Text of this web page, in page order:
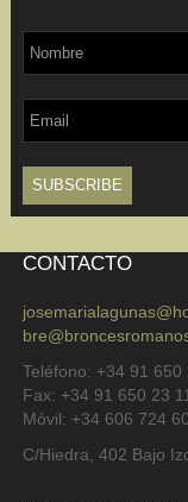
CONTACTO
Teléfono: +34 91 650
Fax: +34 91 650 23 11
Móvil: +34 606 724
C/Hiedra, 402 Bajo